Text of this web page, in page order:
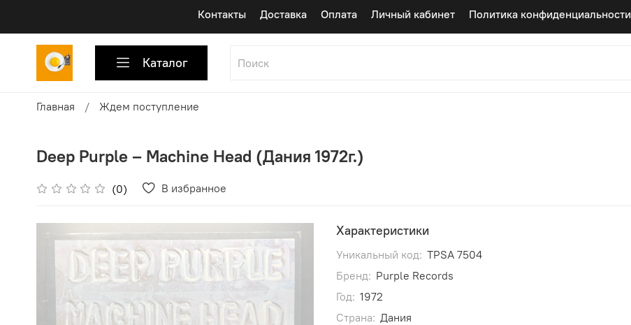
Контакты Доставка Оплата Личный кабинет Политика конфиденциальности
Каталог
Главная Ждем поступление
Deep Purple ‎– Machine Head (Дания 1972г.)
(0) В избранное
Характеристики
Уникальный код: TPSA 7504
Бренд: Purple Records
Год: 1972
Страна: Дания